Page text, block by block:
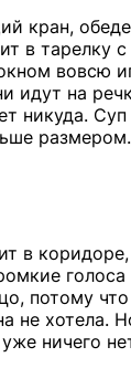
кран,
в тарелку
вовсю
идут на
никуда.
размером.
в
потому
не хотела.
ничего